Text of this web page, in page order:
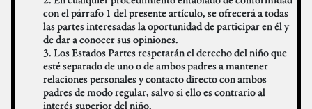
con el párrafo 1 del presente artículo, se ofrecerá a todas
las partes interesadas la oportunidad de participar en él y
de dar a conocer sus opiniones.
3. Los Estados Partes respetarán el derecho del niño que
esté separado de uno o de ambos padres a mantener
relaciones personales y contacto directo con ambos
padres de modo regular, salvo si ello es contrario al
interés superior del niño.